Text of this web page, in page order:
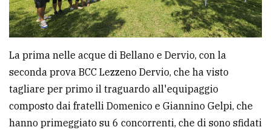
policy
Cookie
policy
La prima nelle acque di Bellano e Dervio, con la
seconda prova BCC Lezzeno Dervio, che ha visto
tagliare per primo il traguardo all'equipaggio
composto dai fratelli Domenico e Giannino Gelpi, che
hanno primeggiato su 6 concorrenti, che di sono sfidati